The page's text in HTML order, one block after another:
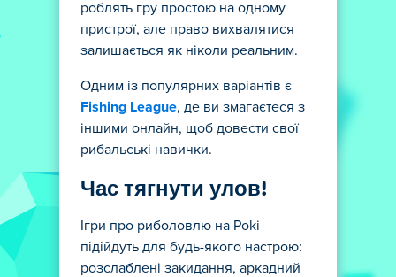
роблять гру простою на одному
пристрої, але право вихвалятися
залишається як ніколи реальним.
Одним із популярних варіантів є
Fishing League, де ви змагаєтеся з
іншими онлайн, щоб довести свої
рибальські навички.
Час тягнути улов!
Ігри про риболовлю на Poki
підійдуть для будь-якого настрою:
розслаблені закидання, аркадний